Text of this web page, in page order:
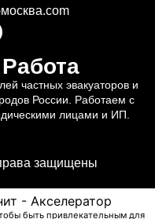
частных эвакуаторов и
России. Работаем с
лицами и ИП.
защищены
- Акселератор
быть привлекательным для